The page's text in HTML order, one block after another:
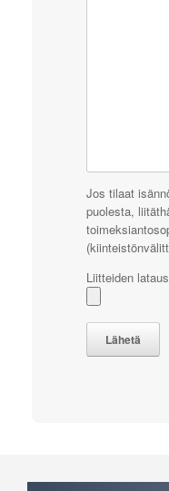
Jos tilaat
puolesta,
Liitteiden lataus